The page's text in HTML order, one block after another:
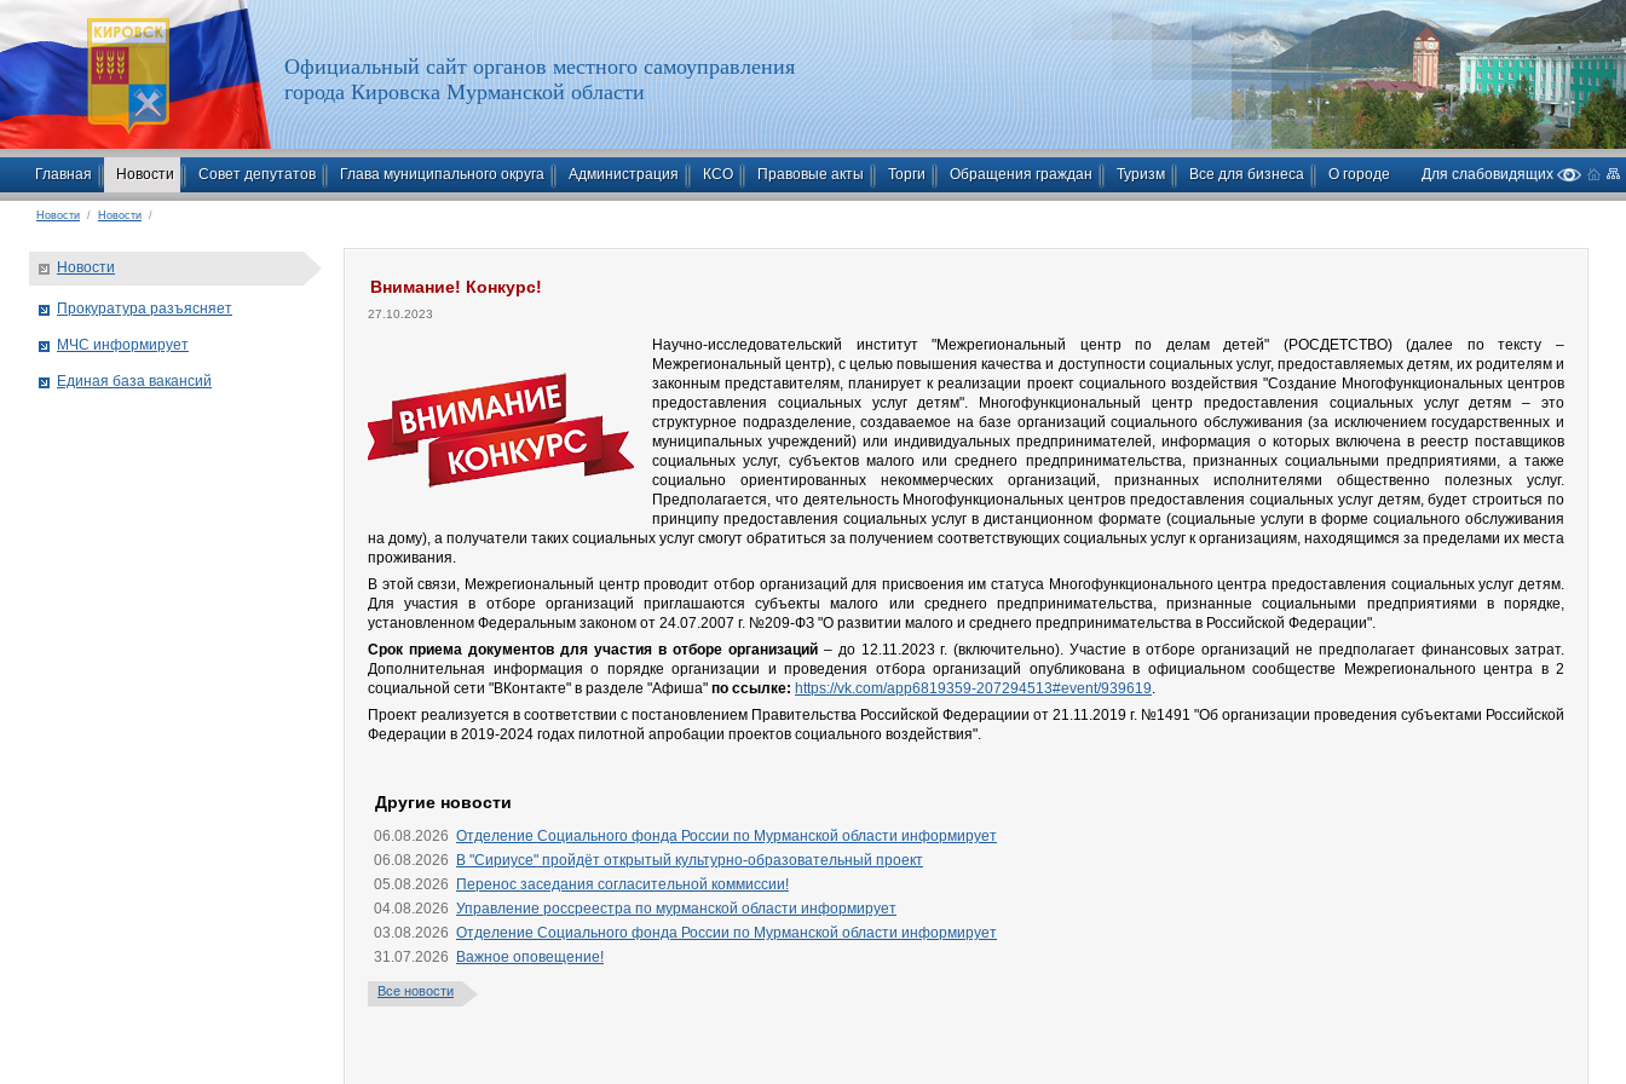
Официальный сайт органов местного самоуправления
города Кировска Мурманской области
Главная Новости Совет депутатов Глава муниципального округа Администрация КСО Правовые акты Торги Обращения граждан Туризм Все для бизнеса О городе Для слабовидящих
Новости / Новости /
Внимание! Конкурс!
27.10.2023
Научно-исследовательский институт "Межрегиональный центр по делам детей" (РОСДЕТСТВО) (далее по тексту –
Межрегиональный центр), с целью повышения качества и доступности социальных услуг, предоставляемых детям, их родителям и
законным представителям, планирует к реализации проект социального воздействия "Создание Многофункциональных центров
предоставления социальных услуг детям". Многофункциональный центр предоставления социальных услуг детям – это
структурное подразделение, создаваемое на базе организаций социального обслуживания (за исключением государственных и
муниципальных учреждений) или индивидуальных предпринимателей, информация о которых включена в реестр поставщиков
социальных услуг, субъектов малого или среднего предпринимательства, признанных социальными предприятиями, а также
социально ориентированных некоммерческих организаций, признанных исполнителями общественно полезных услуг.
Предполагается, что деятельность Многофункциональных центров предоставления социальных услуг детям, будет строиться по
принципу предоставления социальных услуг в дистанционном формате (социальные услуги в форме социального обслуживания
на дому), а получатели таких социальных услуг смогут обратиться за получением соответствующих социальных услуг к организациям, находящимся за пределами их места
проживания.
В этой связи, Межрегиональный центр проводит отбор организаций для присвоения им статуса Многофункционального центра предоставления социальных услуг детям.
Для участия в отборе организаций приглашаются субъекты малого или среднего предпринимательства, признанные социальными предприятиями в порядке,
установленном Федеральным законом от 24.07.2007 г. №209-ФЗ "О развитии малого и среднего предпринимательства в Российской Федерации".
Срок приема документов для участия в отборе организаций– до 12.11.2023 г. (включительно). Участие в отборе организаций не предполагает финансовых затрат.
Дополнительная информация о порядке организации и проведения отбора организаций опубликована в официальном сообществе Межрегионального центра в 2
социальной сети "ВКонтакте" в разделе "Афиша" по ссылке: https://vk.com/app6819359-207294513#event/939619.
Проект реализуется в соответствии с постановлением Правительства Российской Федерациии от 21.11.2019 г. №1491 "Об организации проведения субъектами Российской
Федерации в 2019-2024 годах пилотной апробации проектов социального воздействия".
Другие новости
06.08.2026 Отделение Социального фонда России по Мурманской области информирует
06.08.2026
В "Сириусе" пройдёт открытый культурно-образовательный проект
05.08.2026
Перенос заседания согласительной коммиссии!
04.08.2026 Управление россреестра по мурманской области информирует
03.08.2026 Отделение Социального фонда России по Мурманской области информирует
31.07.2026
Важное оповещение!
Все новости
Новости
Прокуратура разъясняет
МЧС информирует
Единая база вакансий